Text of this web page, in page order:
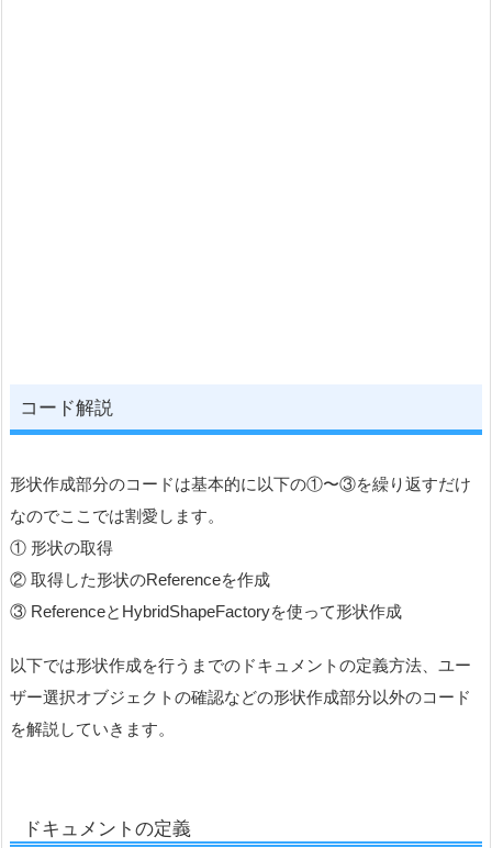
コード解説
形状作成部分のコードは基本的に以下の①〜③を繰り返すだけ
なのでここでは割愛します。
① 形状の取得
② 取得した形状のReferenceを作成
③ ReferenceとHybridShapeFactoryを使って形状作成
以下では形状作成を行うまでのドキュメントの定義方法、ユー
ザー選択オブジェクトの確認などの形状作成部分以外のコード
を解説していきます。
ドキュメントの定義